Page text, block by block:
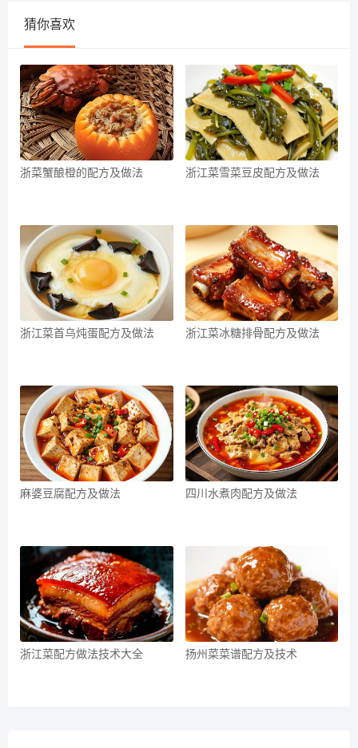
猜你喜欢
浙菜蟹酿橙的配方及做法 浙江菜雪菜豆皮配方及做法
浙江菜首乌炖蛋配方及做法 浙江菜冰糖排骨配方及做法
麻婆豆腐配方及做法 四川水煮肉配方及做法
浙江菜配方做法技术大全 扬州菜菜谱配方及技术